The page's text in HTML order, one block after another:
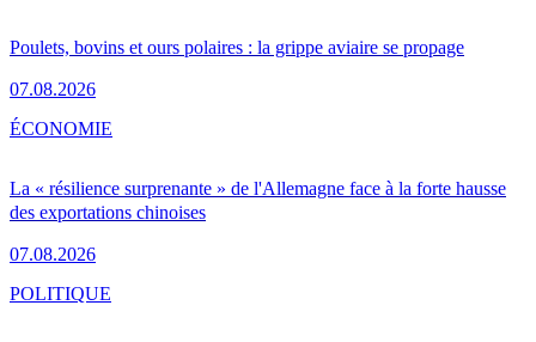
Poulets, bovins et ours polaires : la grippe aviaire se propage
07.08.2026
La « résilience surprenante » de l'Allemagne face à la forte hausse
des exportations chinoises
07.08.2026
ÉCONOMIE
POLITIQUE